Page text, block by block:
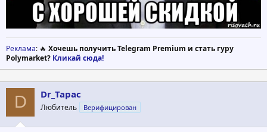
Реклама: 🔥 Хочешь получить Telegram Premium и стать гуру
Polymarket? Кликай сюда!
D Dr_Tapac
Любитель Верифицирован